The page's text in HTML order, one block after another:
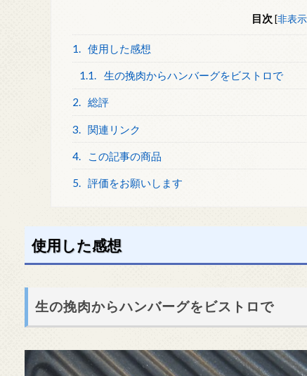
目次 [非表示
1. 使用した感想
1.1. 生の挽肉からハンバーグをビストロで
2. 総評
3. 関連リンク
4. この記事の商品
5. 評価をお願いします
使用した感想
生の挽肉からハンバーグをビストロで